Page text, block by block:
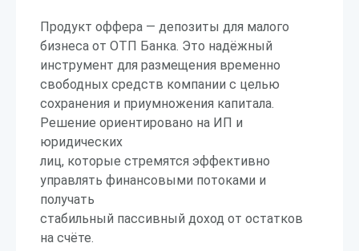
Продукт оффера — депозиты для малого
бизнеса от ОТП Банка. Это надёжный
инструмент для размещения временно
свободных средств компании с целью
сохранения и приумножения капитала.
Решение ориентировано на ИП и
юридических
лиц, которые стремятся эффективно
управлять финансовыми потоками и
получать
стабильный пассивный доход от остатков
на счёте.